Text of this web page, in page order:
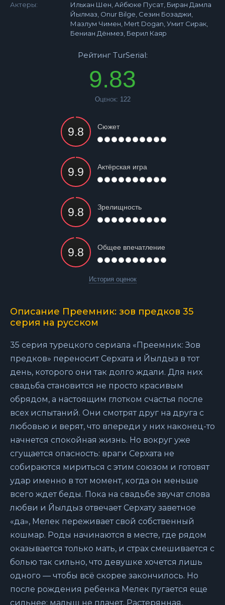
Актеры:
Ильхан Шен, Айбюке Пусат, Биран Дамла
Йылмаз, Onur Bilge, Сезин Бозаджи,
Мазлум Чимен, Mert Dogan, Умит Сирак,
Бениан Дёнмез, Берил Каяр
Рейтинг TurSerial:
9.83
Оценок: 122
Сюжет
Актёрская игра
Зрелищность
Общее впечатление
История оценок
Описание Преемник: зов предков 35
серия на русском
35 серия турецкого сериала «Преемник: Зов
предков» переносит Серхата и Йылдыз в тот
день, которого они так долго ждали. Для них
свадьба становится не просто красивым
обрядом, а настоящим глотком счастья после
всех испытаний. Они смотрят друг на друга с
любовью и верят, что впереди у них наконец-то
начнется спокойная жизнь. Но вокруг уже
сгущается опасность: враги Серхата не
собираются мириться с этим союзом и готовят
удар именно в тот момент, когда он меньше
всего ждет беды. Пока на свадьбе звучат слова
любви и Йылдыз отвечает Серхату заветное
«да», Мелек переживает свой собственный
кошмар. Роды начинаются в месте, где рядом
оказывается только мать, и страх смешивается с
болью так сильно, что девушке хочется лишь
одного — чтобы всё скорее закончилось. Но
после рождения ребенка Мелек пугается еще
сильнее: малыш не плачет. Растерянная,